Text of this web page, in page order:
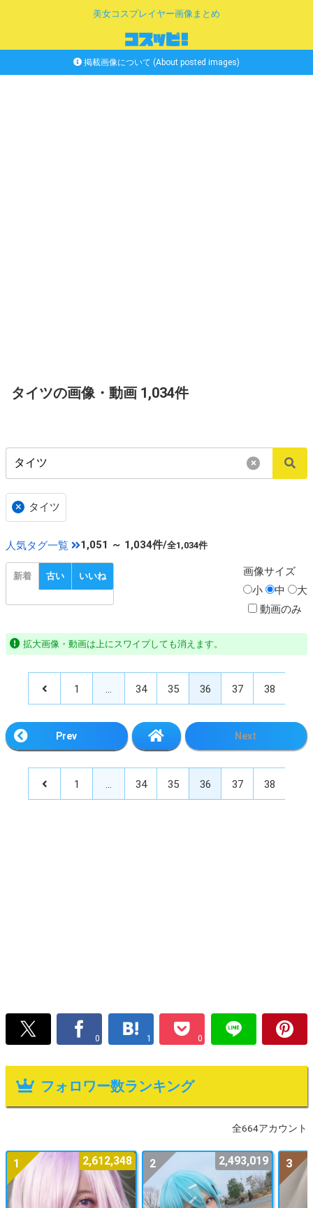
美女コスプレイヤー画像まとめ
掲載画像について (About posted images)
タイツの画像・動画 1,034件
×
× タイツ
人気タグ一覧 1,051 ～ 1,034件/全1,034件
新着 古い いいね 画像サイズ
小
中
大
動画のみ
拡大画像・動画は上にスワイプしても消えます。
1 … 34 35 36 37 38
Prev Next
1 … 34 35 36 37 38
0 1 0
フォロワー数ランキング
全664アカウント
1 2,612,348 2 2,493,019 3